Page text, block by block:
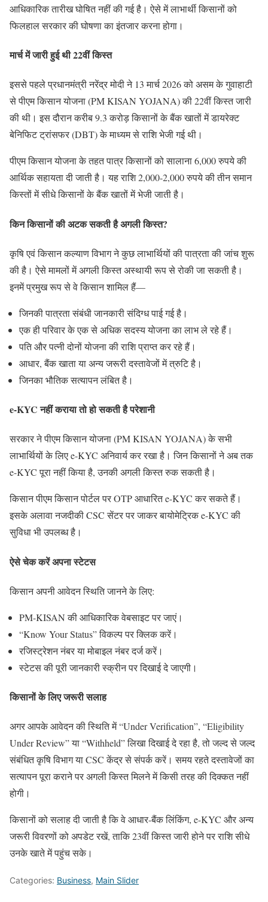
आधिकारिक तारीख घोषित नहीं की गई है। ऐसे में लाभार्थी किसानों को
फिलहाल सरकार की घोषणा का इंतजार करना होगा।
मार्च में जारी हुई थी 22वीं किस्त
इससे पहले प्रधानमंत्री नरेंद्र मोदी ने 13 मार्च 2026 को असम के गुवाहाटी
से पीएम किसान योजना (PM KISAN YOJANA) की 22वीं किस्त जारी
की थी। इस दौरान करीब 9.3 करोड़ किसानों के बैंक खातों में डायरेक्ट
बेनिफिट ट्रांसफर (DBT) के माध्यम से राशि भेजी गई थी।
पीएम किसान योजना के तहत पात्र किसानों को सालाना 6,000 रुपये की
आर्थिक सहायता दी जाती है। यह राशि 2,000-2,000 रुपये की तीन समान
किस्तों में सीधे किसानों के बैंक खातों में भेजी जाती है।
किन किसानों की अटक सकती है अगली किस्त?
कृषि एवं किसान कल्याण विभाग ने कुछ लाभार्थियों की पात्रता की जांच शुरू
की है। ऐसे मामलों में अगली किस्त अस्थायी रूप से रोकी जा सकती है।
इनमें प्रमुख रूप से वे किसान शामिल हैं—
जिनकी पात्रता संबंधी जानकारी संदिग्ध पाई गई है।
एक ही परिवार के एक से अधिक सदस्य योजना का लाभ ले रहे हैं।
पति और पत्नी दोनों योजना की राशि प्राप्त कर रहे हैं।
आधार, बैंक खाता या अन्य जरूरी दस्तावेजों में त्रुटि है।
जिनका भौतिक सत्यापन लंबित है।
e-KYC नहीं कराया तो हो सकती है परेशानी
सरकार ने पीएम किसान योजना (PM KISAN YOJANA) के सभी
लाभार्थियों के लिए e-KYC अनिवार्य कर रखा है। जिन किसानों ने अब तक
e-KYC पूरा नहीं किया है, उनकी अगली किस्त रुक सकती है।
किसान पीएम किसान पोर्टल पर OTP आधारित e-KYC कर सकते हैं।
इसके अलावा नजदीकी CSC सेंटर पर जाकर बायोमेट्रिक e-KYC की
सुविधा भी उपलब्ध है।
ऐसे चेक करें अपना स्टेटस
किसान अपनी आवेदन स्थिति जानने के लिए:
PM-KISAN की आधिकारिक वेबसाइट पर जाएं।
“Know Your Status” विकल्प पर क्लिक करें।
रजिस्ट्रेशन नंबर या मोबाइल नंबर दर्ज करें।
स्टेटस की पूरी जानकारी स्क्रीन पर दिखाई दे जाएगी।
किसानों के लिए जरूरी सलाह
अगर आपके आवेदन की स्थिति में “Under Verification”, “Eligibility
Under Review” या “Withheld” लिखा दिखाई दे रहा है, तो जल्द से जल्द
संबंधित कृषि विभाग या CSC केंद्र से संपर्क करें। समय रहते दस्तावेजों का
सत्यापन पूरा कराने पर अगली किस्त मिलने में किसी तरह की दिक्कत नहीं
होगी।
किसानों को सलाह दी जाती है कि वे आधार-बैंक लिंकिंग, e-KYC और अन्य
जरूरी विवरणों को अपडेट रखें, ताकि 23वीं किस्त जारी होने पर राशि सीधे
उनके खाते में पहुंच सके।
Categories: Business, Main Slider